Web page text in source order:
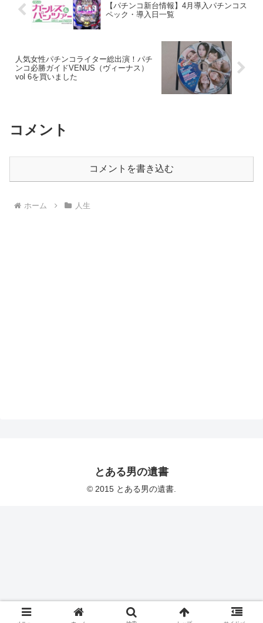
【パチンコ新台情報】4月導入パチンコス
ペック・導入日一覧
人気女性パチンコライター総出演！パチ
ンコ必勝ガイドVENUS（ヴィーナス）
vol 6を買いました
コメント
コメントを書き込む
ホーム 人生
とある男の遺書
© 2015 とある男の遺書.